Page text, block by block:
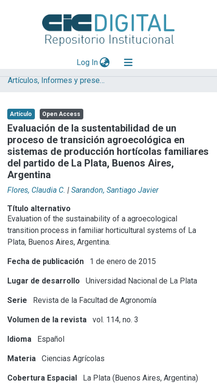
Log In(current)
Explorar
Aportar material
Statistics
Artículos, Informes y presentaciones en Congresos (UNLP)
Artículo Open Access
Evaluación de la sustentabilidad de un
proceso de transición agroecológica en
sistemas de producción hortícolas familiares
del partido de La Plata, Buenos Aires,
Argentina
Flores, Claudia C. | Sarandon, Santiago Javier
Título alternativo
Evaluation of the sustainability of a agroecological
transition process in familiar horticultural systems of La
Plata, Buenos Aires, Argentina.
Fecha de publicación 1 de enero de 2015
Lugar de desarrollo Universidad Nacional de La Plata
Serie Revista de la Facultad de Agronomía
Volumen de la revista vol. 114, no. 3
Idioma Español
Materia Ciencias Agrícolas
Cobertura Espacial La Plata (Buenos Aires, Argentina)